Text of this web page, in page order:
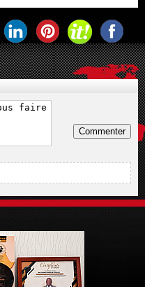
Commenter